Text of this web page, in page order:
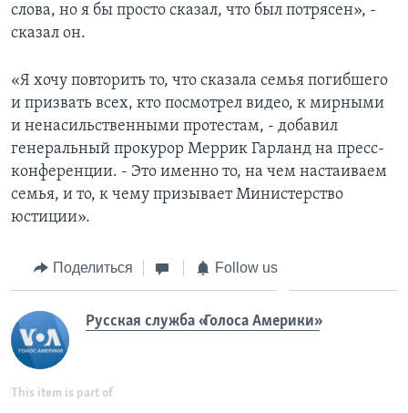
слова, но я бы просто сказал, что был потрясен», -
сказал он.
«Я хочу повторить то, что сказала семья погибшего
и призвать всех, кто посмотрел видео, к мирными
и ненасильственными протестам, - добавил
генеральный прокурор Меррик Гарланд на пресс-
конференции. - Это именно то, на чем настаиваем
семья, и то, к чему призывает Министерство
юстиции».
Поделиться Follow us
Русская служба «Голоса Америки»
This item is part of